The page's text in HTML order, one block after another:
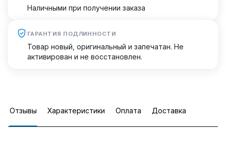
Наличными при получении заказа
ГАРАНТИЯ ПОДЛИННОСТИ
Товар новый, оригинальный и запечатан. Не
активирован и не восстановлен.
Отзывы Характеристики Оплата Доставка